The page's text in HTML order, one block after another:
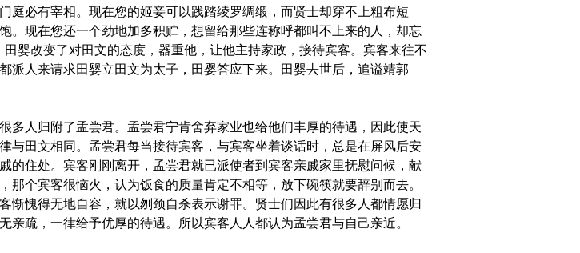
庭必有宰相。现在您的姬妾可以践踏绫罗绸缎，而贤士却穿不上粗布短
。现在您还一个劲地加多积贮，想留给那些连称呼都叫不上来的人，却忘
婴改变了对田文的态度，器重他，让他主持家政，接待宾客。宾客来往不
派人来请求田婴立田文为太子，田婴答应下来。田婴去世后，追谥靖郭
人归附了孟尝君。孟尝君宁肯舍弃家业也给他们丰厚的待遇，因此使天
与田文相同。孟尝君每当接待宾客，与宾客坐着谈话时，总是在屏风后安
的住处。宾客刚刚离开，孟尝君就已派使者到宾客亲戚家里抚慰问候，献
那个宾客很恼火，认为饭食的质量肯定不相等，放下碗筷就要辞别而去。
惭愧得无地自容，就以刎颈自杀表示谢罪。贤士们因此有很多人都情愿归
疏，一律给予优厚的待遇。所以宾客人人都认为孟尝君与自己亲近。